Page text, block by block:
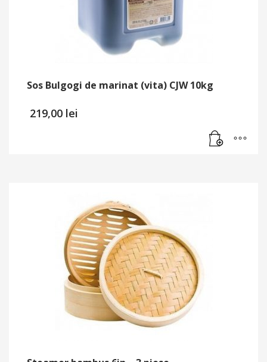
Sos Bulgogi de marinat (vita) CJW 10kg
219,00 lei